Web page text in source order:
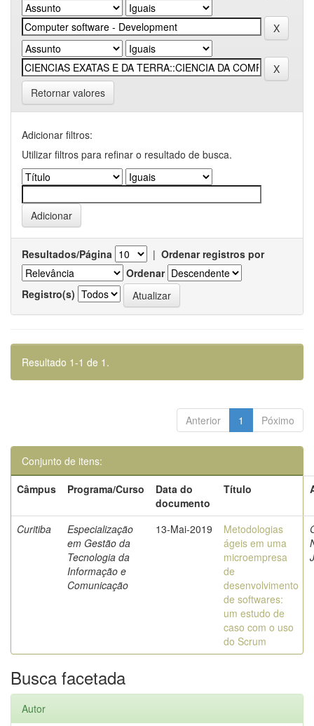
Retornar valores
Adicionar filtros:
Utilizar filtros para refinar o resultado de busca.
Resultados/Página | Ordenar registros por
Ordenar
Registro(s)
Resultado 1-1 de 1.
Anterior 1 Póximo
Conjunto de itens:
Câmpus
Programa/Curso
Data do
documento
Título
Curitiba
Especialização
em Gestão da
Tecnologia da
Informação e
Comunicação
13-Mai-2019
Metodologias
ágeis em uma
microempresa
de
desenvolvimento
de softwares:
um estudo de
caso com o uso
do Scrum
Busca facetada
Autor